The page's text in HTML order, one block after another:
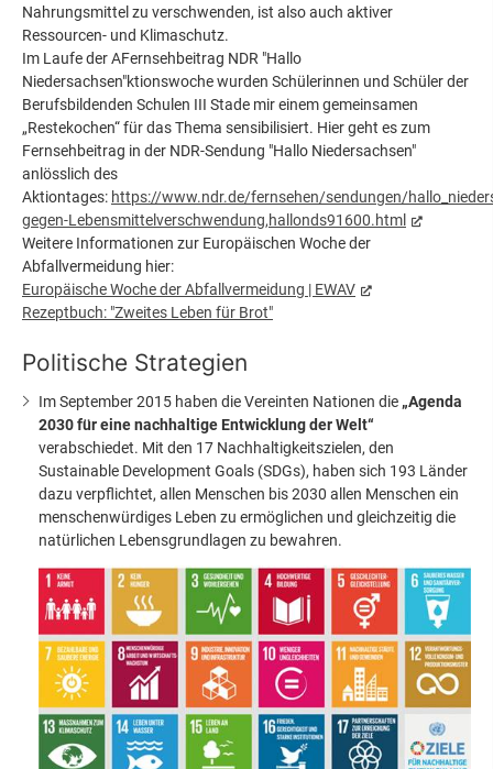
Nahrungsmittel zu verschwenden, ist also auch aktiver
Ressourcen- und Klimaschutz.
Im Laufe der AFernsehbeitrag NDR "Hallo
Niedersachsen"ktionswoche wurden Schülerinnen und Schüler der
Berufsbildenden Schulen III Stade mir einem gemeinsamen
„Restekochen“ für das Thema sensibilisiert. Hier geht es zum
Fernsehbeitrag in der NDR-Sendung "Hallo Niedersachsen"
anlösslich des
Aktiontages: https://www.ndr.de/fernsehen/sendungen/
gegen-Lebensmittelverschwendung,hallonds91600.html
Weitere Informationen zur Europäischen Woche der
Abfallvermeidung hier:
Europäische Woche der Abfallvermeidung | EWAV
Rezeptbuch: "Zweites Leben für Brot"
Politische Strategien
Im September 2015 haben die Vereinten Nationen die „Agenda
2030 für eine nachhaltige Entwicklung der Welt“
verabschiedet. Mit den 17 Nachhaltigkeitszielen, den
Sustainable Development Goals (SDGs), haben sich 193 Länder
dazu verpflichtet, allen Menschen bis 2030 allen Menschen ein
menschenwürdiges Leben zu ermöglichen und gleichzeitig die
natürlichen Lebensgrundlagen zu bewahren.